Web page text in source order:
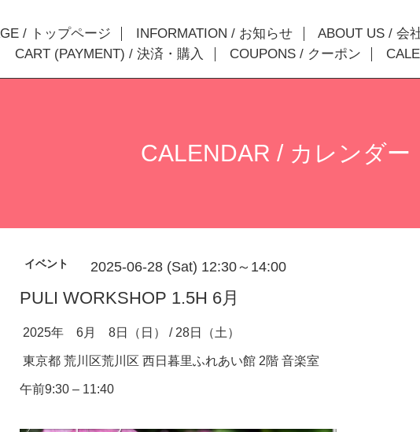
/ トップページ INFORMATION / お知らせ ABOUT US / 会
CART (PAYMENT) / 決済・購入
COUPONS / クーポン
CALENDAR / カレンダー
イベント 2025-06-28 (Sat) 12:30～14:00
PULI WORKSHOP 1.5H 6月
2025年 6月 8日（日） / 28日（土）
東京都 荒川区荒川区 西日暮里ふれあい館 2階 音楽室
午前9:30 – 11:40